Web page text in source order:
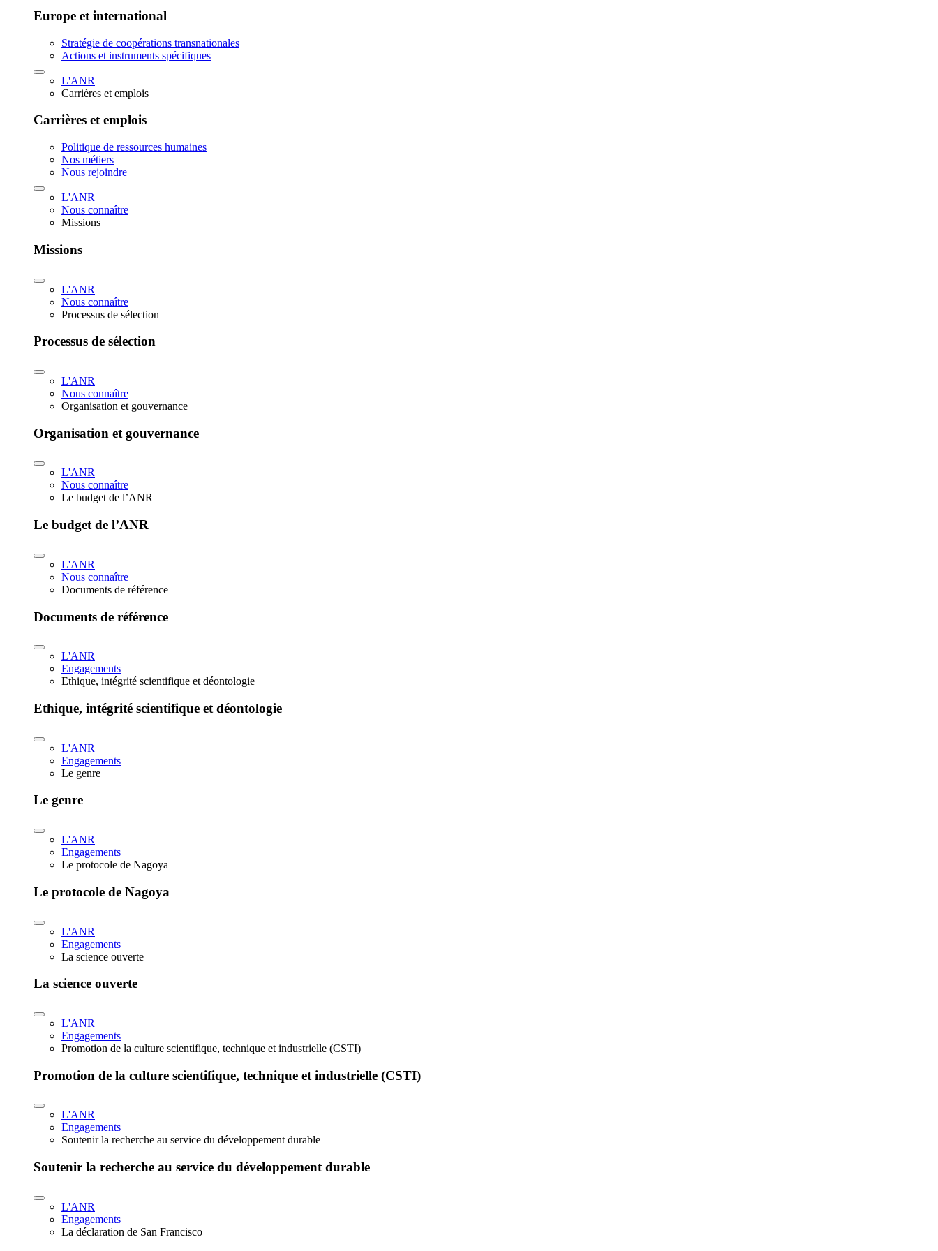
Europe et international
Stratégie de coopérations transnationales
Actions et instruments spécifiques
L'ANR
Carrières et emplois
Carrières et emplois
Politique de ressources humaines
Nos métiers
Nous rejoindre
L'ANR
Nous connaître
Missions
Missions
L'ANR
Nous connaître
Processus de sélection
Processus de sélection
L'ANR
Nous connaître
Organisation et gouvernance
Organisation et gouvernance
L'ANR
Nous connaître
Le budget de l’ANR
Le budget de l’ANR
L'ANR
Nous connaître
Documents de référence
Documents de référence
L'ANR
Engagements
Ethique, intégrité scientifique et déontologie
Ethique, intégrité scientifique et déontologie
L'ANR
Engagements
Le genre
Le genre
L'ANR
Engagements
Le protocole de Nagoya
Le protocole de Nagoya
L'ANR
Engagements
La science ouverte
La science ouverte
L'ANR
Engagements
Promotion de la culture scientifique, technique et industrielle (CSTI)
Promotion de la culture scientifique, technique et industrielle (CSTI)
L'ANR
Engagements
Soutenir la recherche au service du développement durable
Soutenir la recherche au service du développement durable
L'ANR
Engagements
La déclaration de San Francisco